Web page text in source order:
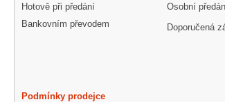
Hotově při předání
Bankovním převodem
Osobní
Doporučená
Podmínky prodejce